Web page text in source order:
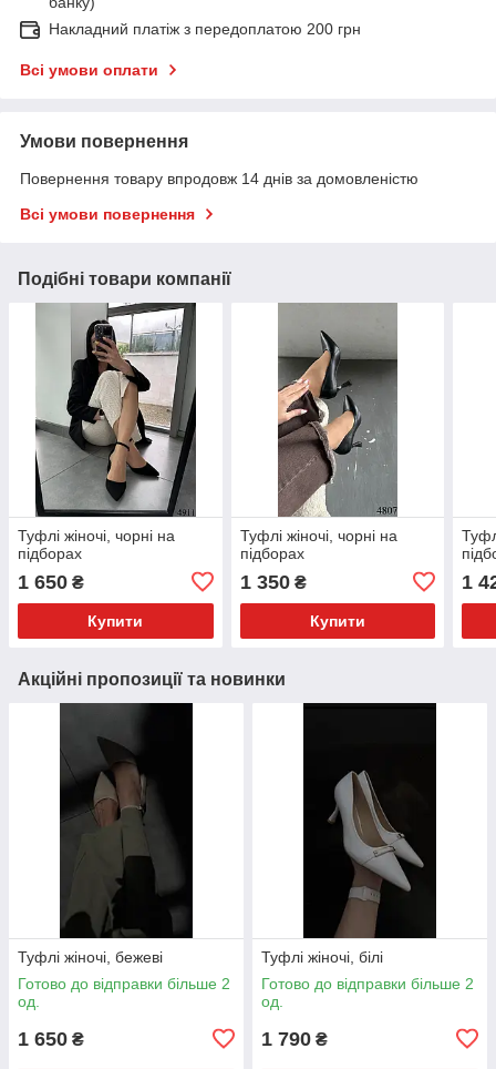
Накладний платіж з передоплатою 200 грн
Всі умови оплати
Умови повернення
Повернення товару впродовж 14 днів за домовленістю
Всі умови повернення
Подібні товари компанії
Туфлі жіночі, чорні на
підборах
1 650 ₴
Купити
Туфлі жіночі, чорні на
підборах
1 350₴
Купити
1
Акційні пропозиції та новинки
Туфлі жіночі, бежеві
Готово до відправки більше 2
од.
1 650 ₴
Туфлі жіночі, білі
Готово до відправки більше 2
од.
1 790 ₴